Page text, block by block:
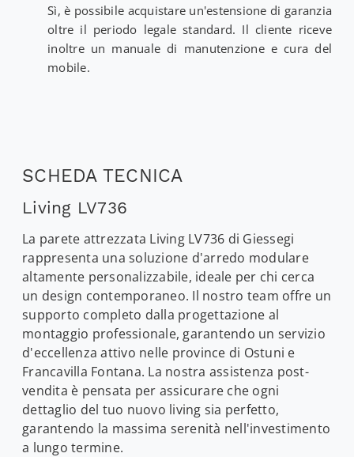
Sì, è possibile acquistare un'estensione di garanzia
oltre il periodo legale standard. Il cliente riceve
inoltre un manuale di manutenzione e cura del
mobile.
SCHEDA TECNICA
Living LV736
La parete attrezzata Living LV736 di Giessegi
rappresenta una soluzione d'arredo modulare
altamente personalizzabile, ideale per chi cerca
un design contemporaneo. Il nostro team offre un
supporto completo dalla progettazione al
montaggio professionale, garantendo un servizio
d'eccellenza attivo nelle province di Ostuni e
Francavilla Fontana. La nostra assistenza post-
vendita è pensata per assicurare che ogni
dettaglio del tuo nuovo living sia perfetto,
garantendo la massima serenità nell'investimento
a lungo termine.